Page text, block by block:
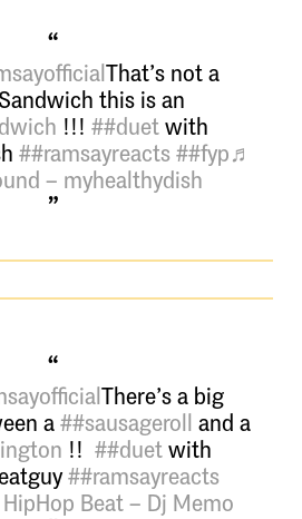
That’s not a
this is an
!!! ##duetwith
##ramsayreacts ##fyp♬
– myhealthydish
There’s a big
a##sausageroll and a
!! ##duetwith
##ramsayreacts
Beat – Dj Memo